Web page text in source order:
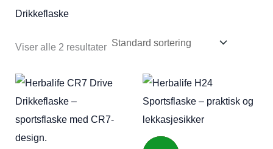
Drikkeflaske
Viser alle 2 resultater